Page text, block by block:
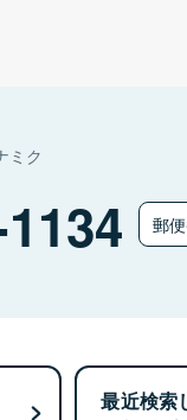
ミク
郵
最近検索